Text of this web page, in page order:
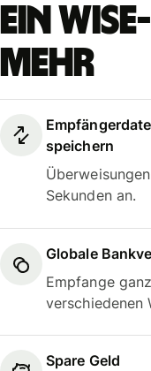
Ein
mehr
speichern
Sekunden an.
Globale
Empfange
verschiedenen
Spare Geld